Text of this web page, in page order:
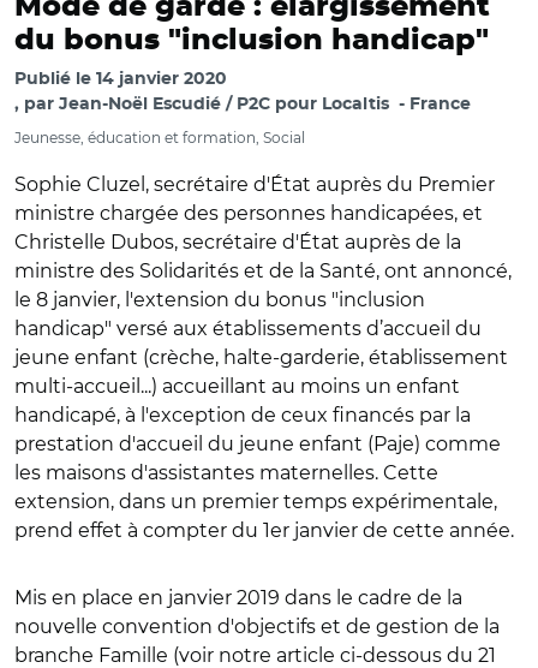
Mode de garde : élargissement
du bonus "inclusion handicap"
Publié le 14 janvier 2020
par Jean-Noël Escudié / P2C pour Localtis France
Jeunesse, éducation et formation, Social
Sophie Cluzel, secrétaire d'État auprès du Premier
ministre chargée des personnes handicapées, et
Christelle Dubos, secrétaire d'État auprès de la
ministre des Solidarités et de la Santé, ont annoncé,
le 8 janvier, l'extension du bonus "inclusion
handicap" versé aux établissements d’accueil du
jeune enfant (crèche, halte-garderie, établissement
multi-accueil...) accueillant au moins un enfant
handicapé, à l'exception de ceux financés par la
prestation d'accueil du jeune enfant (Paje) comme
les maisons d'assistantes maternelles. Cette
extension, dans un premier temps expérimentale,
prend effet à compter du 1er janvier de cette année.
Mis en place en janvier 2019 dans le cadre de la
nouvelle convention d'objectifs et de gestion de la
branche Famille (voir notre article ci-dessous du 21